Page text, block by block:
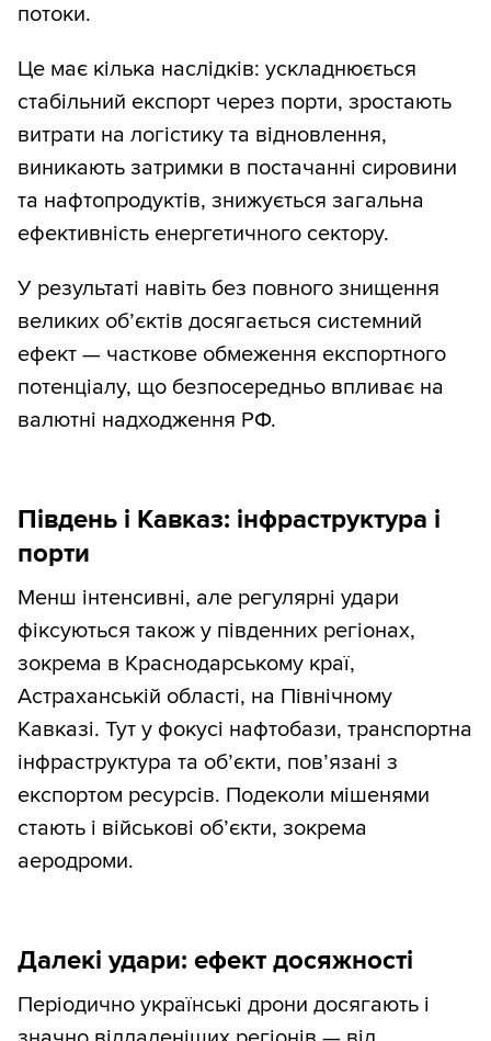
потоки.
Це має кілька наслідків: ускладнюється
стабільний експорт через порти, зростають
витрати на логістику та відновлення,
виникають затримки в постачанні сировини
та нафтопродуктів, знижується загальна
ефективність енергетичного сектору.
У результаті навіть без повного знищення
великих об’єктів досягається системний
ефект — часткове обмеження експортного
потенціалу, що безпосередньо впливає на
валютні надходження РФ.
Південь і Кавказ: інфраструктура і
порти
Менш інтенсивні, але регулярні удари
фіксуються також у південних регіонах,
зокрема в Краснодарському краї,
Астраханській області, на Північному
Кавказі. Тут у фокусі нафтобази, транспортна
інфраструктура та об’єкти, пов’язані з
експортом ресурсів. Подеколи мішенями
стають і військові об’єкти, зокрема
аеродроми.
Далекі удари: ефект досяжності
Періодично українські дрони досягають і